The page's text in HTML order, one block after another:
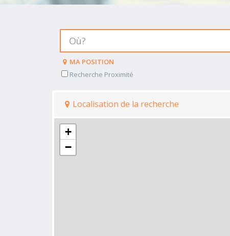
MA POSITION
Recherche Proximité
Localisation de la recherche
+
−